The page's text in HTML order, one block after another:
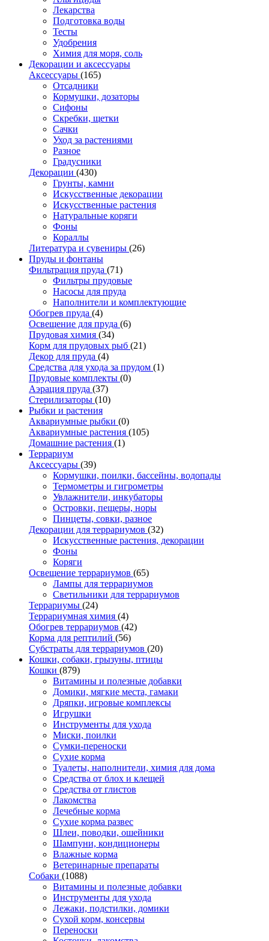
Лекарства
Подготовка воды
Тесты
Удобрения
Химия для моря, соль
Декорации и аксессуары
Аксессуары (165)
Отсадники
Кормушки, дозаторы
Сифоны
Скребки, щетки
Сачки
Уход за растениями
Разное
Градусники
Декорации (430)
Грунты, камни
Искусственные декорации
Искусственные растения
Натуральные коряги
Фоны
Кораллы
Литература и сувениры (26)
Пруды и фонтаны
Фильтрация пруда (71)
Фильтры прудовые
Насосы для пруда
Наполнители и комплектующие
Обогрев пруда (4)
Освещение для пруда (6)
Прудовая химия (34)
Корм для прудовых рыб (21)
Декор для пруда (4)
Средства для ухода за прудом (1)
Прудовые комплекты (0)
Аэрация пруда (37)
Стерилизаторы (10)
Рыбки и растения
Аквариумные рыбки (0)
Аквариумные растения (105)
Домашние растения (1)
Террариум
Аксессуары (39)
Кормушки, поилки, бассейны, водопады
Термометры и гигрометры
Увлажнители, инкубаторы
Островки, пещеры, норы
Пинцеты, совки, разное
Декорации для террариумов (32)
Искусственные растения, декорации
Фоны
Коряги
Освещение террариумов (65)
Лампы для террариумов
Светильники для террариумов
Террариумы (24)
Террариумная химия (4)
Обогрев террариумов (42)
Корма для рептилий (56)
Субстраты для террариумов (20)
Кошки, собаки, грызуны, птицы
Кошки (879)
Витамины и полезные добавки
Домики, мягкие места, гамаки
Дряпки, игровые комплексы
Игрушки
Инструменты для ухода
Миски, поилки
Сумки-переноски
Сухие корма
Туалеты, наполнители, химия для дома
Средства от блох и клещей
Средства от глистов
Лакомства
Лечебные корма
Сухие корма развес
Шлеи, поводки, ошейники
Шампуни, кондиционеры
Влажные корма
Ветеринарные препараты
Собаки (1088)
Витамины и полезные добавки
Инструменты для ухода
Лежаки, подстилки, домики
Сухой корм, консервы
Переноски